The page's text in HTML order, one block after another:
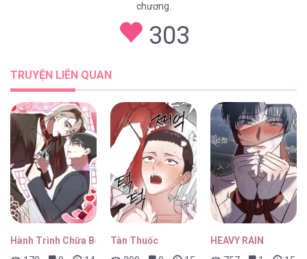
CỦA NHÀ GÀ [...] – Chap 1
chương.
303
TRUYỆN LIÊN QUAN
Hành Trình Chữa Bệnh Bám Chủ Của Cún Nhà Tôi
Tàn Thuốc
HEAVY RAIN